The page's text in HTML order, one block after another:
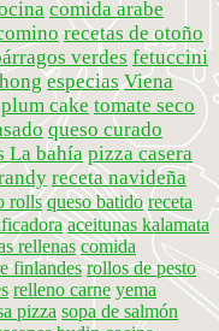
comida arabe
recetas de otoño
verdes fetuccini
especias Viena
plum cake tomate seco
queso curado
La bahía pizza casera
receta navideña
rolls queso batido receta
aceitunas kalamata
rellenas comida
finlandes rollos de pesto
relleno carne yema
pizza sopa de salmón